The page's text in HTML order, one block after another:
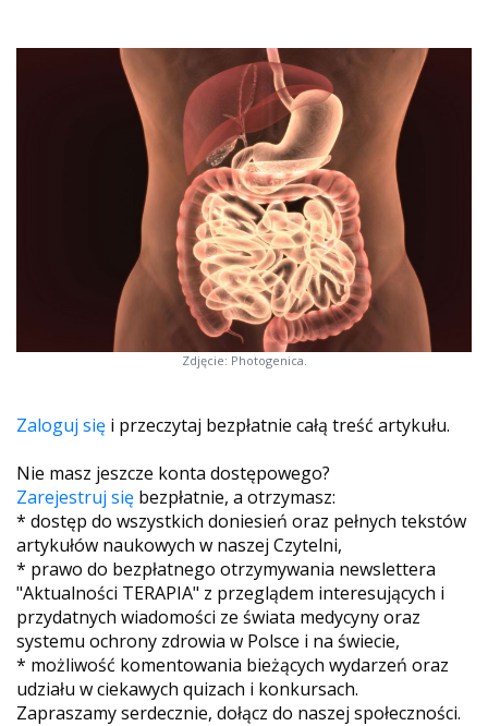
Zdjęcie: Photogenica.
Zaloguj się i przeczytaj bezpłatnie całą treść artykułu.
Nie masz jeszcze konta dostępowego?
Zarejestruj się bezpłatnie, a otrzymasz:
* dostęp do wszystkich doniesień oraz pełnych tekstów
artykułów naukowych w naszej Czytelni,
* prawo do bezpłatnego otrzymywania newslettera
"Aktualności TERAPIA" z przeglądem interesujących i
przydatnych wiadomości ze świata medycyny oraz
systemu ochrony zdrowia w Polsce i na świecie,
* możliwość komentowania bieżących wydarzeń oraz
udziału w ciekawych quizach i konkursach.
Zapraszamy serdecznie, dołącz do naszej społeczności.